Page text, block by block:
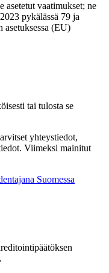
asetetut vaatimukset; ne
pykälässä 79 ja
asetuksessa (EU)
tai tulosta se
yhteystiedot,
Viimeksi mainitut
Suomessa